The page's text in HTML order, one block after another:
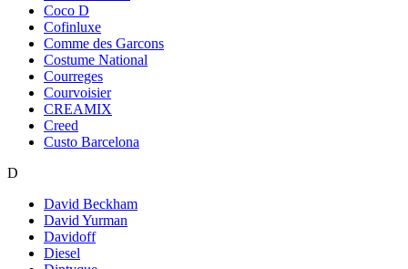
Coco D
Cofinluxe
Comme des Garcons
Costume National
Courreges
Courvoisier
CREAMIX
Creed
Custo Barcelona
D
David Beckham
David Yurman
Davidoff
Diesel